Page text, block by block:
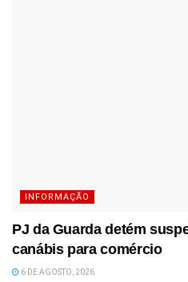
INFORMAÇÃO
PJ da Guarda detém
canábis para comércio
6 DE AGOSTO, 2026